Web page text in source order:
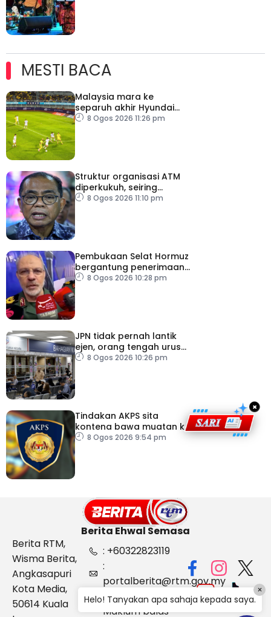
MESTI BACA
Malaysia mara ke
separuh akhir Hyundai
ASEAN Cup
8 Ogos 2026 11:26 pm
Struktur organisasi ATM
diperkukuh, seiring
pemodenan aset
8 Ogos 2026 11:10 pm
Pembukaan Selat Hormuz
bergantung penerimaan
AS – IRGC
8 Ogos 2026 10:28 pm
JPN tidak pernah lantik
ejen, orang tengah urus
dokumentasi
8 Ogos 2026 10:26 pm
Tindakan AKPS sita
kontena bawa muatan ke
Israel bukti ketegasan
8 Ogos 2026 9:54 pm
×
Berita Ehwal Semasa
Berita RTM,
Wisma Berita,
Angkasapuri
Kota Media,
50614 Kuala
: +60322823119
:
portalberita@rtm.gov.my
: Aduan &
Maklum balas
Helo! Tanyakan apa sahaja kepada saya.
×